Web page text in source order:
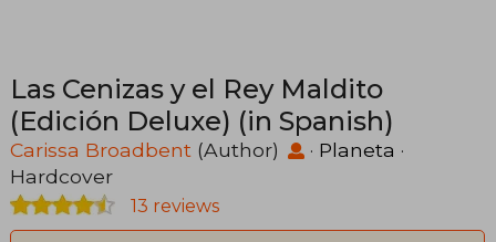
Las Cenizas y el Rey Maldito
(Edición Deluxe) (in Spanish)
Carissa Broadbent (Author) · Planeta ·
Hardcover
13 reviews